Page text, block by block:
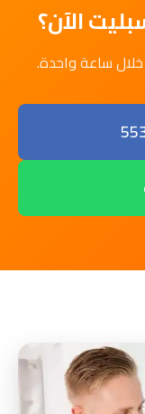
الآن؟
خلال ساعة واحدة.